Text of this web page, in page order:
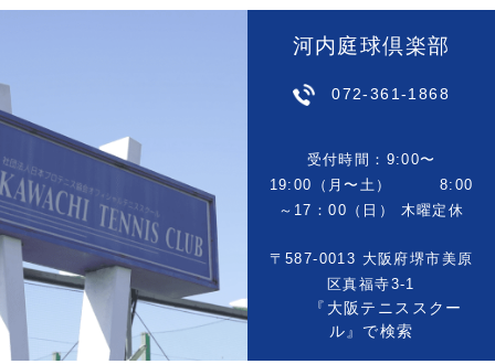
河内庭球倶楽部
072-361-1868
受付時間：9:00〜
19:00（月〜土） 8:00
～17：00（日） 木曜定休
〒587-0013 大阪府堺市美原
区真福寺3-1
『大阪テニススクー
ル』で検索